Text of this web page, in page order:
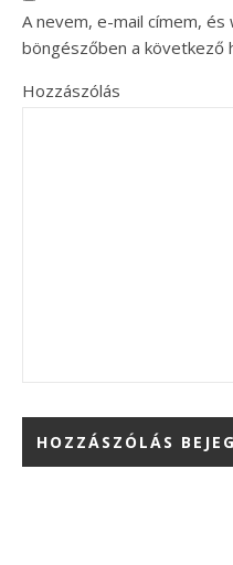
A nevem, e-mail címem,
böngészőben a következő
Hozzászólás